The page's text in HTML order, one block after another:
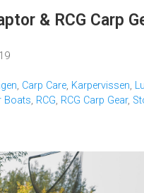
& RCG Carp
, Carp Care, Karpervissen,
Boats, RCG, RCG Carp Gear,